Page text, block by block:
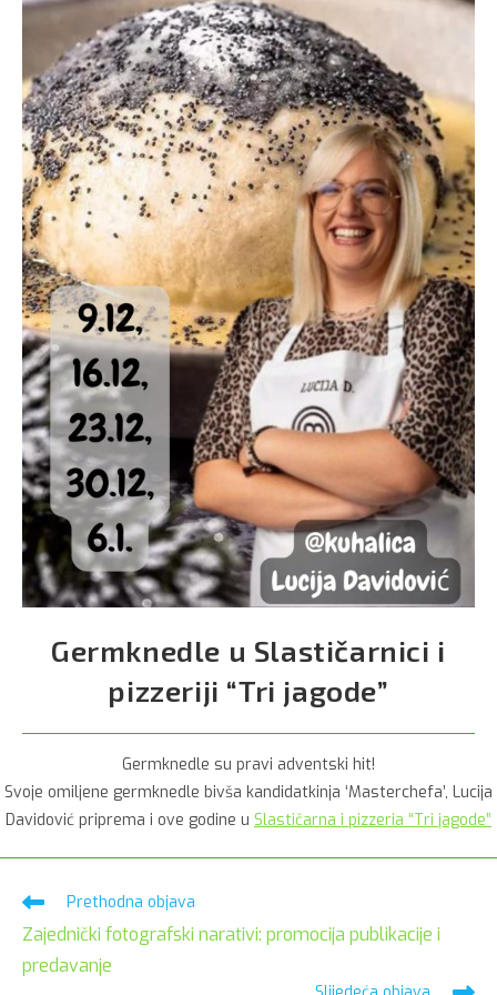
Germknedle u Slastičarnici i
pizzeriji “Tri jagode”
Germknedle su pravi adventski hit!
Svoje omiljene germknedle bivša kandidatkinja ‘Masterchefa’, Lucija
Davidović priprema i ove godine u Slastičarna i pizzeria “Tri jagode”
Pročitaj
članaka
Prethodna objava
Zajednički fotografski narativi: promocija publikacije i
predavanje